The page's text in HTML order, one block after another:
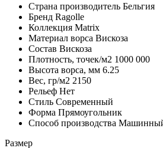
Страна производитель Бельгия
Бренд Ragolle
Коллекция Matrix
Материал ворса Вискоза
Состав Вискоза
Плотность, точек/м2 1000 000
Высота ворса, мм 6.25
Вес, гр/м2 2150
Рельеф Нет
Стиль Современный
Форма Прямоугольник
Способ производства
Размер